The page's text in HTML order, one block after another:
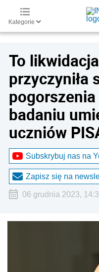
Kategorie
To
przyczyniła
badaniu
uczniów
Subskrybuj nas na
Zapisz się na
06 grudnia 2023,